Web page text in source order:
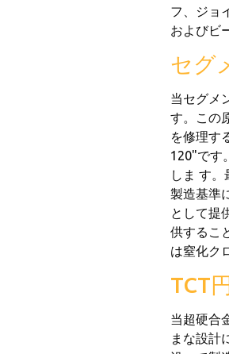
フ、ジョ
およびビ
セグ
当セグメ
す。この
を修理す
120"です
しま す
製造基準
として提
供するこ
は窒化ク
TCT
当超硬合
まな設計